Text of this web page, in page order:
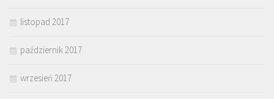
listopad 2017
październik 2017
wrzesień 2017